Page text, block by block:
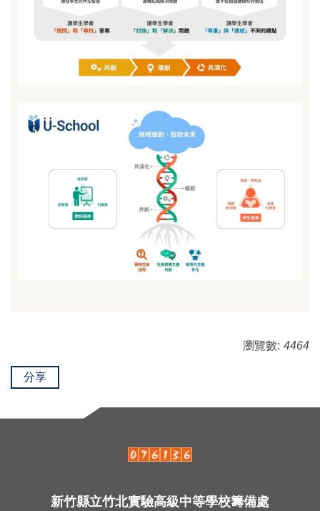
瀏覽數: 4464
分享
新竹縣立竹北實驗高級中等學校籌備處